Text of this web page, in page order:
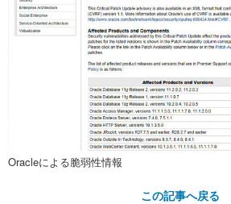
Oracleによる脆弱性情報
この記事へ戻る